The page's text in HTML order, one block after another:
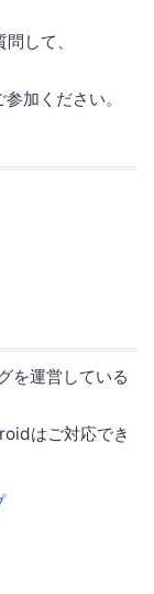
して、
加ください。
を運営している
はご対応でき